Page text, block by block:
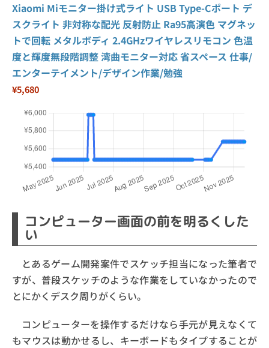
Xiaomi Miモニター掛け式ライト USB Type-Cポート デ
スクライト 非対称な配光 反射防止 Ra95高演色 マグネッ
トで回転 メタルボディ 2.4GHzワイヤレスリモコン 色温
度と輝度無段階調整 湾曲モニター対応 省スペース 仕事/
エンターテイメント/デザイン作業/勉強
¥5,680
コンピューター画面の前を明るくした
い
とあるゲーム開発案件でスケッチ担当になった筆者で
すが、普段スケッチのような作業をしていなかったので
とにかくデスク周りがくらい。
コンピューターを操作するだけなら手元が見えなくて
もマウスは動かせるし、キーボードもタイプすることが